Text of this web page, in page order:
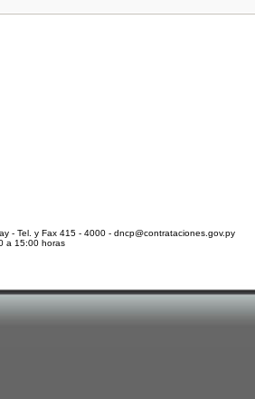
- Tel. y Fax 415 - 4000 - dncp@contrataciones.gov.py
a 15:00 horas